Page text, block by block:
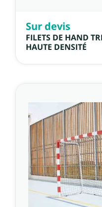
Sur devis
FILETS DE HAND
HAUTE DENSITÉ